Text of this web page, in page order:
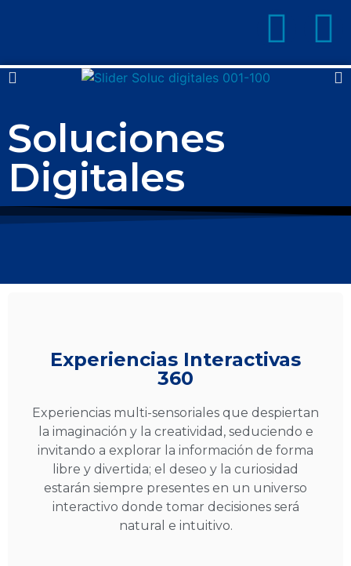
Soluciones
Digitales
Experiencias Interactivas
360
Experiencias multi-sensoriales que despiertan
la imaginación y la creatividad, seduciendo e
invitando a explorar la información de forma
libre y divertida; el deseo y la curiosidad
estarán siempre presentes en un universo
interactivo donde tomar decisiones será
natural e intuitivo.